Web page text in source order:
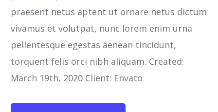
praesent netus aptent ut ornare netus dictum
vivamus et volutpat, nunc lorem enim urna
pellentesque egestas aenean tincidunt,
torquent felis orci nibh aliquam. Created:
March 19th, 2020 Client: Envato